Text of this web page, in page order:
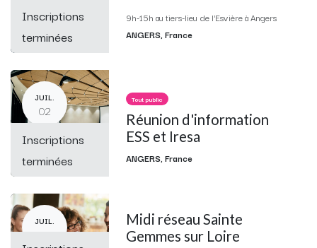
Inscriptions
terminées
9h-15h au tiers-lieu de l'Esvière à Angers
ANGERS,France
JUIL.
02
Inscriptions
terminées
Tout public
Réunion d'information
ESS et Iresa
ANGERS,France
JUIL.
Midi réseau Sainte
Gemmes sur Loire